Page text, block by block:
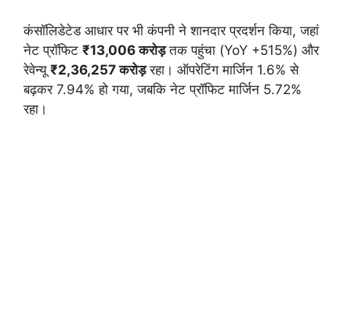
कंसॉलिडेटेड आधार पर भी कंपनी ने शानदार प्रदर्शन किया, जहां
नेट प्रॉफिट ₹13,006 करोड़तक पहुंचा (YoY +515%) और
रेवेन्यू ₹2,36,257 करोड़रहा। ऑपरेटिंग मार्जिन 1.6% से
बढ़कर 7.94% हो गया, जबकि नेट प्रॉफिट मार्जिन 5.72%
रहा।